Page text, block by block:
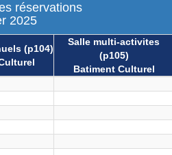
(p104)
Salle multi-activites
(p105)
Batiment Culturel
réservations
2025